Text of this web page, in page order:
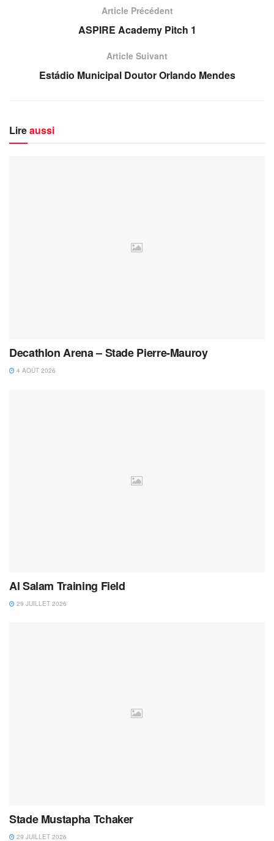
Article Précédent
ASPIRE Academy Pitch 1
Article Suivant
Estádio Municipal Doutor Orlando Mendes
Lireaussi
Decathlon Arena – Stade Pierre-Mauroy
4 AOÛT 2026
Al Salam Training Field
29 JUILLET 2026
Stade Mustapha Tchaker
29 JUILLET 2026